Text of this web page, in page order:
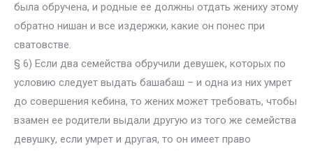
была обручена, и родные ее должны отдать жениху этому
обратно нишан и все издержки, какие он понес при
сватовстве.
§ 6) Если два семейства обручили девушек, которых по
условию следует выдать башабаш – и одна из них умрет
до совершения кебина, то жених может требовать, чтобы
взамен ее родители выдали другую из того же семейства
девушку, если умрет и другая, то он имеет право